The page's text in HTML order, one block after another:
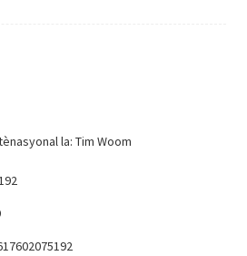
la: Tim Woom